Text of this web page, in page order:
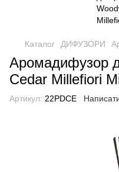
Каталог ДИФУЗОРИ
Аромадифузор
Cedar Millefiori
Артикул: 22PDCE